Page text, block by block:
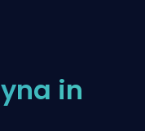
in